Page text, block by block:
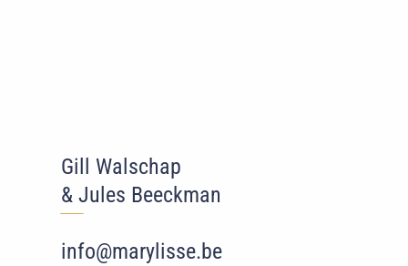
Gill Walschap
& Jules Beeckman
info@marylisse.be